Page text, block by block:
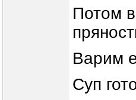
Потом
Варим
Суп